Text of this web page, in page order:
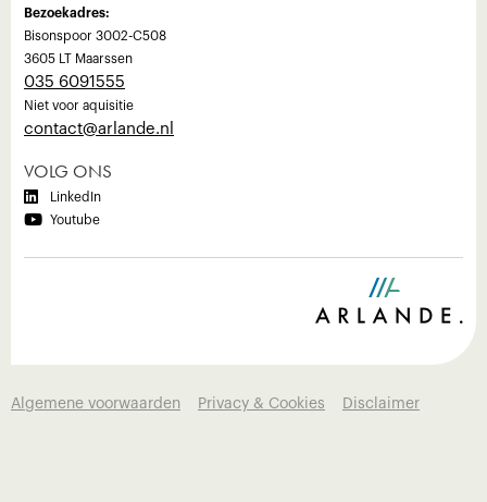
Bezoekadres:
Bisonspoor 3002-C508
3605 LT Maarssen
035 6091555
Niet voor aquisitie
‍contact@arlande.nl
VOLG ONS
 LinkedIn
 Youtube
Algemene voorwaarden Privacy & Cookies Disclaimer